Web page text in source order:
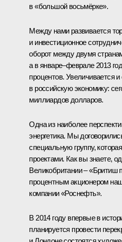
в «большой восьмёрке».
Между нами развивается
и инвестиционное
оборот между двумя
а в январе–феврале 2013
процентов. Увеличивается
в российскую экономику:
миллиардов долларов.
Одна из наиболее
энергетика. Мы
специальную группу,
проектами. Как вы знаете,
Великобритании – «Бритиш
процентным акционером
компании «Роснефть».
В 2014 году впервые в
планируется провести